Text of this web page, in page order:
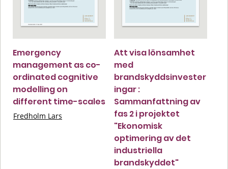
Emergency
management as co-
ordinated cognitive
modelling on
different time-scales
Fredholm Lars
Att visa lönsamhet
med
brandskyddsinvester
ingar :
Sammanfattning av
fas 2 i projektet
"Ekonomisk
optimering av det
industriella
brandskyddet"